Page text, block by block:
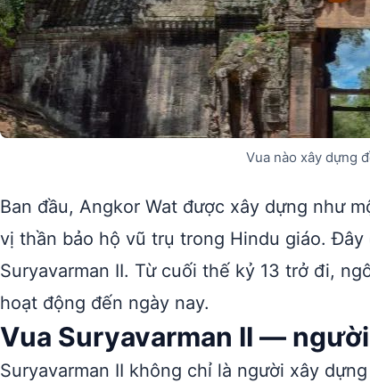
Vua nào xây dựng
Ban đầu, Angkor Wat được xây dựng như
vị thần bảo hộ vũ trụ trong Hindu giáo.
Suryavarman II. Từ cuối thế kỷ 13 trở đi,
hoạt động đến ngày nay.
Vua Suryavarman II —
Suryavarman II không chỉ là người xây